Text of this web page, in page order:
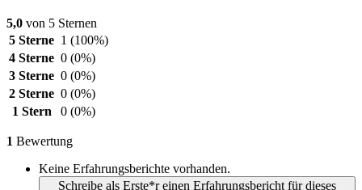
5,0 von 5 Sternen
5 Sterne 1 (100%)
4 Sterne 0 (0%)
3 Sterne 0 (0%)
2 Sterne 0 (0%)
1 Stern
0 (0%)
1 Bewertung
Keine Erfahrungsberichte vorhanden.
Schreibe als Erste*r einen Erfahrungsbericht für dieses